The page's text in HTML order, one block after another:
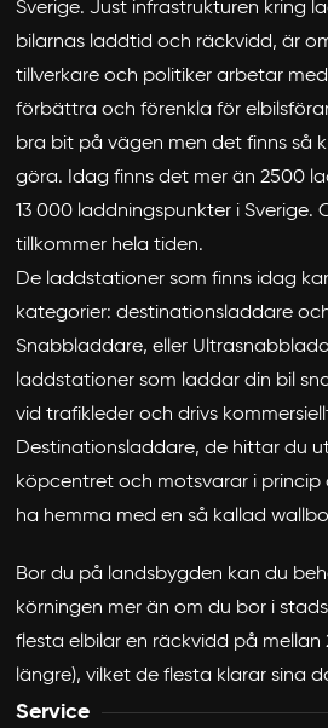
Sverige. Just infrastrukturen kring
bilarnas laddtid och räckvidd, är
tillverkare och politiker arbetar
förbättra och förenkla för
bra bit på vägen men det finns så
göra. Idag finns det mer än 2500
13 000 laddningspunkter i Sverige.
tillkommer hela tiden.
De laddstationer som finns idag
kategorier: destinationsladdare
Snabbladdare, eller
laddstationer som laddar din bil
vid trafikleder och drivs
Destinationsladdare, de hittar du
köpcentret och motsvarar i princip
ha hemma med en så kallad
Bor du på landsbygden kan du
körningen mer än om du bor i
flesta elbilar en räckvidd på mellan
längre), vilket de flesta klarar sina
Service